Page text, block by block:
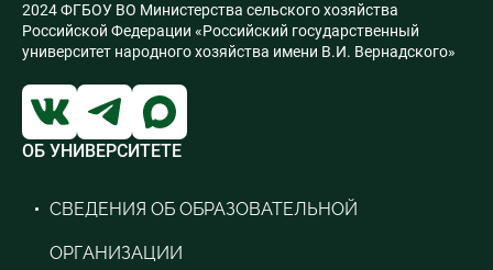
2024 ФГБОУ ВО Министерства сельского хозяйства
Российской Федерации «Российский государственный
университет народного хозяйства имени В.И. Вернадского»
ОБ УНИВЕРСИТЕТЕ
СВЕДЕНИЯ ОБ ОБРАЗОВАТЕЛЬНОЙ
ОРГАНИЗАЦИИ